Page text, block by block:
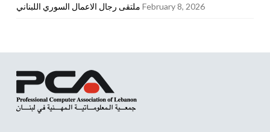
ملتقى رجال الاعمال السوري اللبناني February 8, 2026